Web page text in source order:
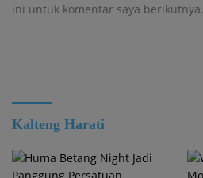
ini untuk komentar saya berikutnya.
Kalteng Harati